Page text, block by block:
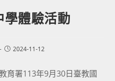
學體驗活動
Post2024-11-12
育署113年9月30日臺教國